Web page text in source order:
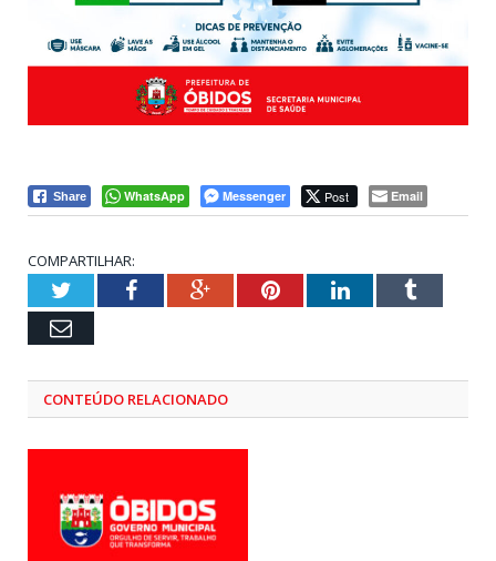
Share WhatsApp Messenger Post Email
COMPARTILHAR:
TwitterFacebookGoogle+PinterestLinkedInTumblr
Email
CONTEÚDO RELACIONADO